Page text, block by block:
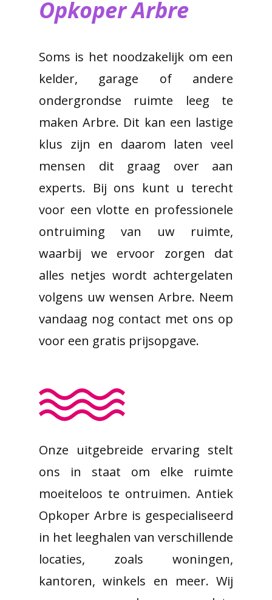
Opkoper Arbre
Soms is het noodzakelijk om een
kelder, garage of andere
ondergrondse ruimte leeg te
maken Arbre. Dit kan een lastige
klus zijn en daarom laten veel
mensen dit graag over aan
experts. Bij ons kunt u terecht
voor een vlotte en professionele
ontruiming van uw ruimte,
waarbij we ervoor zorgen dat
alles netjes wordt achtergelaten
volgens uw wensen Arbre. Neem
vandaag nog contact met ons op
voor een gratis prijsopgave.
Onze uitgebreide ervaring stelt
ons in staat om elke ruimte
moeiteloos te ontruimen. Antiek
Opkoper Arbre is gespecialiseerd
in het leeghalen van verschillende
locaties, zoals woningen,
kantoren, winkels en meer. Wij